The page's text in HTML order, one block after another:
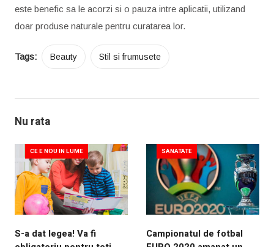
este benefic sa le acorzi si o pauza intre aplicatii, utilizand
doar produse naturale pentru curatarea lor.
Tags: Beauty Stil si frumusete
Nu rata
CE E NOU IN LUME
S-a dat legea! Va fi
SANATATE
Campionatul de fotbal